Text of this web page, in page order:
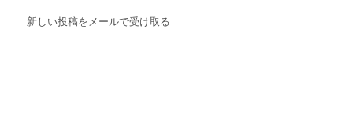
新しい投稿をメールで受け取る